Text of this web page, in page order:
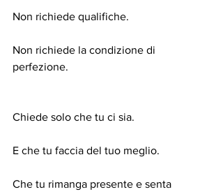
Non richiede qualifiche.
Non richiede la condizione di
perfezione.
Chiede solo che tu ci sia.
E che tu faccia del tuo meglio.
Che tu rimanga presente e senta